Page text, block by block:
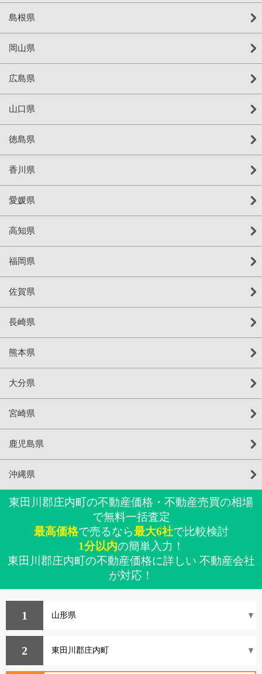
島根県
岡山県
広島県
山口県
徳島県
香川県
愛媛県
高知県
福岡県
佐賀県
長崎県
熊本県
大分県
宮崎県
鹿児島県
沖縄県
東田川郡庄内町の不動産価格・不動産売買の相場
で無料一括査定
最高価格で売るなら最大6社で比較検討
1分以内の簡単入力！
東田川郡庄内町の不動産価格に詳しい 不動産会社
が対応！
1
2